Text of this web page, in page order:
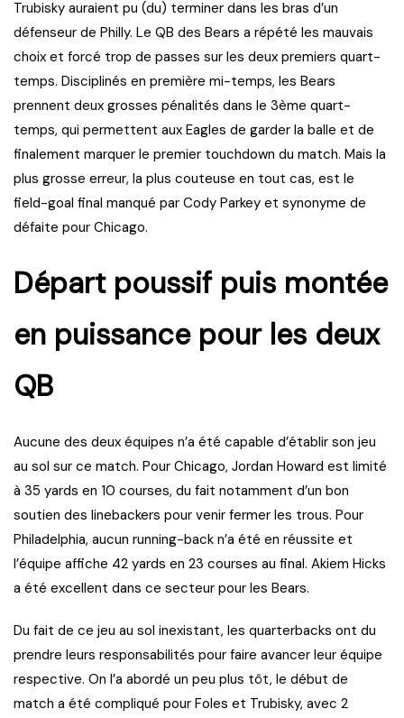
Trubisky auraient pu (du) terminer dans les bras d’un
défenseur de Philly. Le QB des Bears a répété les mauvais
choix et forcé trop de passes sur les deux premiers quart-
temps. Disciplinés en première mi-temps, les Bears
prennent deux grosses pénalités dans le 3ème quart-
temps, qui permettent aux Eagles de garder la balle et de
finalement marquer le premier touchdown du match. Mais la
plus grosse erreur, la plus couteuse en tout cas, est le
field-goal final manqué par Cody Parkey et synonyme de
défaite pour Chicago.
Départ poussif puis montée
en puissance pour les deux
QB
Aucune des deux équipes n’a été capable d’établir son jeu
au sol sur ce match. Pour Chicago, Jordan Howard est limité
à 35 yards en 10 courses, du fait notamment d’un bon
soutien des linebackers pour venir fermer les trous. Pour
Philadelphia, aucun running-back n’a été en réussite et
l’équipe affiche 42 yards en 23 courses au final. Akiem Hicks
a été excellent dans ce secteur pour les Bears.
Du fait de ce jeu au sol inexistant, les quarterbacks ont du
prendre leurs responsabilités pour faire avancer leur équipe
respective. On l’a abordé un peu plus tôt, le début de
match a été compliqué pour Foles et Trubisky, avec 2